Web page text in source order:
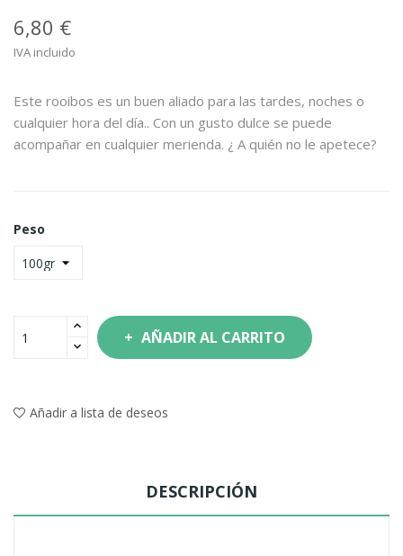
6,80 €
IVA incluido
Este rooibos es un buen aliado para las tardes, noches o
cualquier hora del día.. Con un gusto dulce se puede
acompañar en cualquier merienda. ¿ A quién no le apetece?
Peso
AÑADIR AL CARRITO
Añadir a lista de deseos
DESCRIPCIÓN